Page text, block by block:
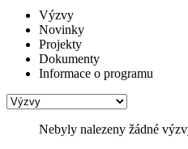
Výzvy
Novinky
Projekty
Dokumenty
Informace o programu
Nebyly nalezeny žádné